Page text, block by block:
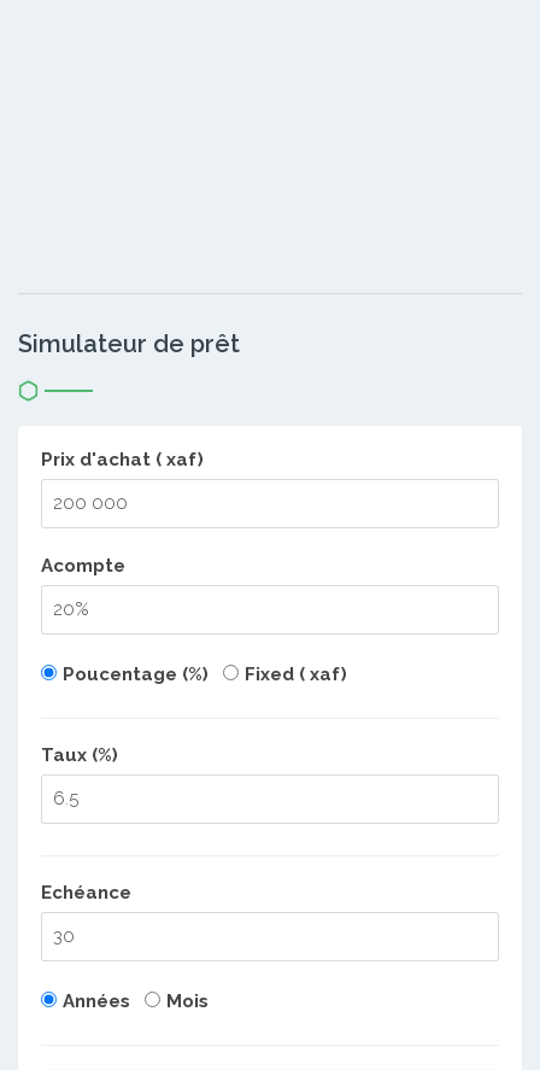
Simulateur de prêt
Prix d'achat ( xaf)
Acompte
Poucentage (%) Fixed ( xaf)
Taux (%)
Echéance
Années Mois